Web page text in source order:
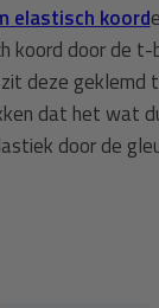
elastisch koord
koord door de t-
deze
dat het wat
door de